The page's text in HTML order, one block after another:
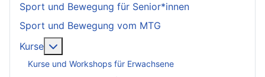
Sport und Bewegung für Senior*innen
Sport und Bewegung vom MTG
Kurse
Kurse und Workshops für Erwachsene